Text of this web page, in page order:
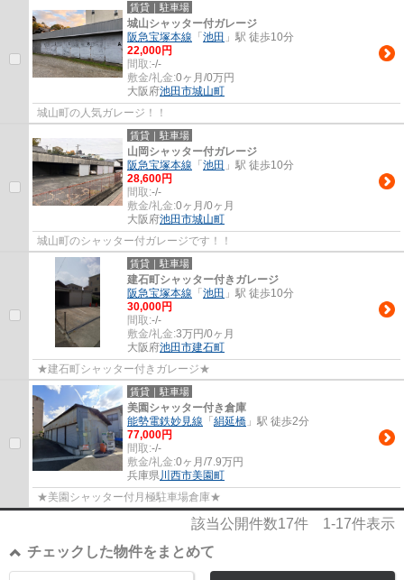
賃貸｜駐車場
城山シャッター付ガレージ
阪急宝塚本線 「 池田 」駅 徒歩10分
22,000円
間取:-/-
敷金/礼金:0ヶ月/0万円
大阪府池田市城山町
城山町の人気ガレージ！！
賃貸｜駐車場
山岡シャッター付ガレージ
阪急宝塚本線 「 池田 」駅 徒歩10分
28,600円
間取:-/-
敷金/礼金:0ヶ月/0ヶ月
大阪府池田市城山町
城山町のシャッター付ガレージです！！
賃貸｜駐車場
建石町シャッター付きガレージ
阪急宝塚本線 「 池田 」駅 徒歩10分
30,000円
間取:-/-
敷金/礼金:3万円/0ヶ月
大阪府池田市建石町
★建石町シャッター付きガレージ★
賃貸｜駐車場
美園シャッター付き倉庫
能勢電鉄妙見線 「 絹延橋 」駅 徒歩2分
77,000円
間取:-/-
敷金/礼金:0ヶ月/7.9万円
兵庫県川西市美園町
★美園シャッター付月極駐車場倉庫★
該当公開件数17件 1-17件表示
チェックした物件をまとめて